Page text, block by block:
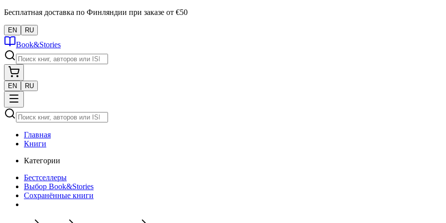
Бесплатная доставка по Финляндии при заказе от €50
EN RU
Book&Stories
EN RU
Главная
Книги
Категории
Бестселлеры
Выбор Book&Stories
Сохранённые книги